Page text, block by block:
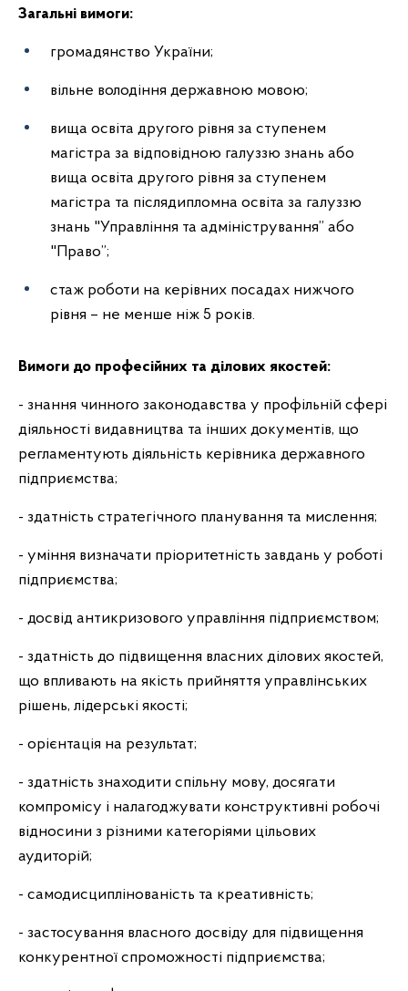
Загальні вимоги:
громадянство України;
вільне володіння державною мовою;
вища освіта другого рівня за ступенем
магістра за відповідною галуззю знань або
вища освіта другого рівня за ступенем
магістра та післядипломна освіта за галуззю
знань "Управління та адміністрування” або
"Право”;
стаж роботи на керівних посадах нижчого
рівня – не менше ніж 5 років.
Вимоги до професійних та ділових якостей:
- знання чинного законодавства у профільній сфері
діяльності видавництва та інших документів, що
регламентують діяльність керівника державного
підприємства;
- здатність стратегічного планування та мислення;
- уміння визначати пріоритетність завдань у роботі
підприємства;
- досвід антикризового управління підприємством;
- здатність до підвищення власних ділових якостей,
що впливають на якість прийняття управлінських
рішень, лідерські якості;
- орієнтація на результат;
- здатність знаходити спільну мову, досягати
компромісу і налагоджувати конструктивні робочі
відносини з різними категоріями цільових
аудиторій;
- самодисциплінованість та креативність;
- застосування власного досвіду для підвищення
конкурентної спроможності підприємства;